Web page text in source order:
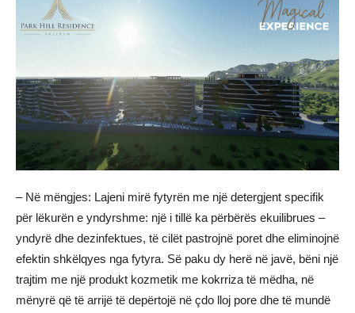
– Në mëngjes: Lajeni mirë fytyrën me një detergjent specifik
për lëkurën e yndyrshme: një i tillë ka përbërës ekuilibrues –
yndyrë dhe dezinfektues, të cilët pastrojnë poret dhe eliminojnë
efektin shkëlqyes nga fytyra. Së paku dy herë në javë, bëni një
trajtim me një produkt kozmetik me kokrriza të mëdha, në
mënyrë që të arrijë të depërtojë në çdo lloj pore dhe të mundë